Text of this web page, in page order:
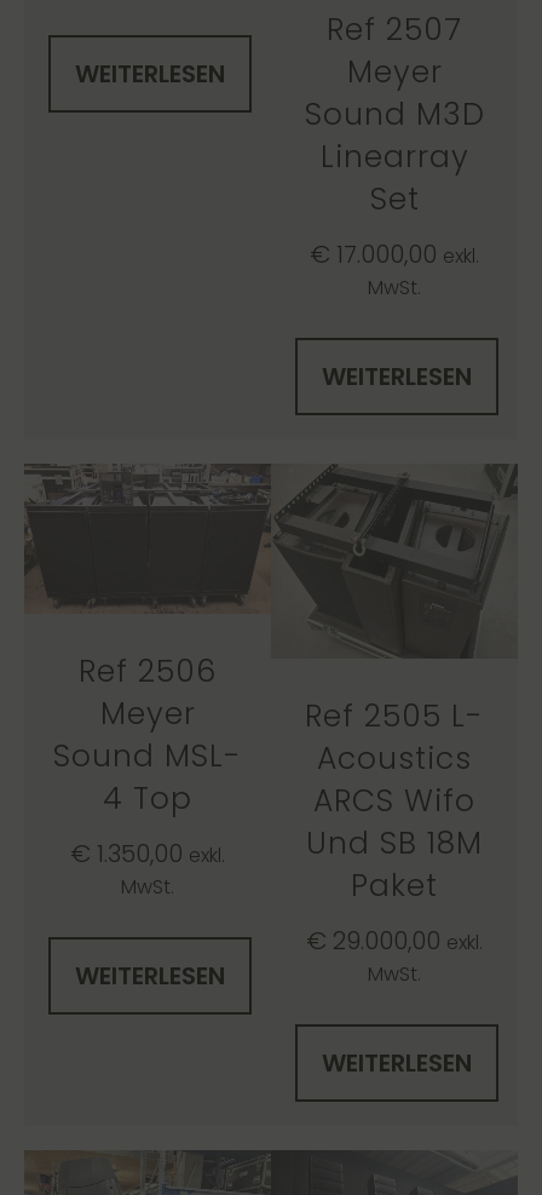
WEITERLESEN
Ref 2507
Meyer
Sound M3D
Linearray
Set
€ 17.000,00 exkl.
MwSt.
WEITERLESEN
Ref 2506
Meyer
Sound MSL-
4 Top
€ 1.350,00 exkl.
MwSt.
WEITERLESEN
Ref 2505 L-
Acoustics
ARCS Wifo
Und SB 18M
Paket
€ 29.000,00 exkl.
MwSt.
WEITERLESEN